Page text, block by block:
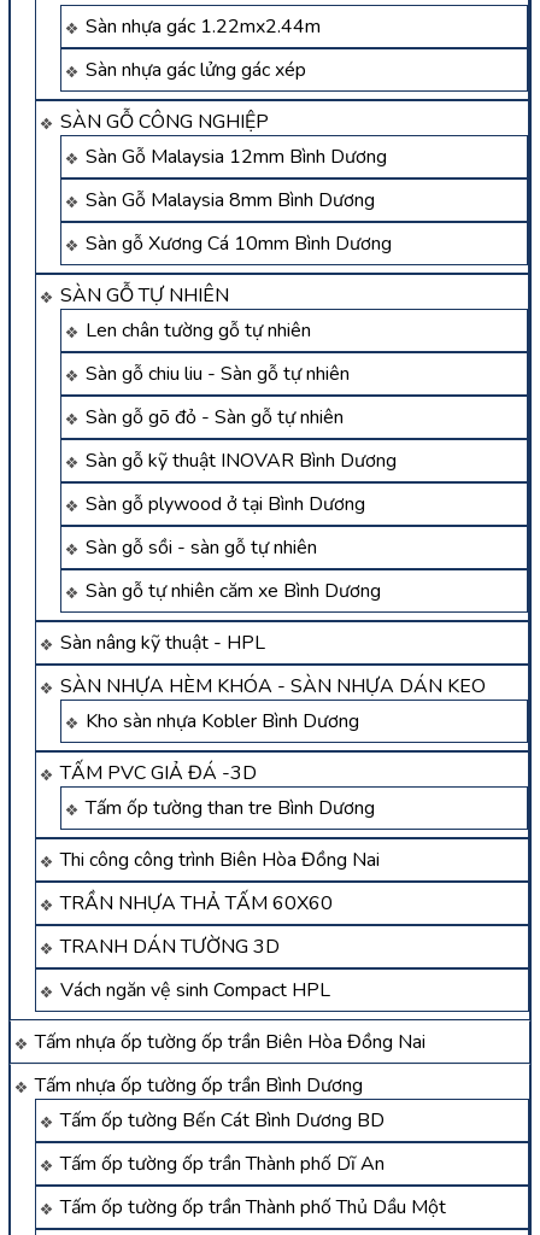
Sàn nhựa gác 1.22mx2.44m
Sàn nhựa gác lửng gác xép
SÀN GỖ CÔNG NGHIỆP
Sàn Gỗ Malaysia 12mm Bình Dương
Sàn Gỗ Malaysia 8mm Bình Dương
Sàn gỗ Xương Cá 10mm Bình Dương
SÀN GỖ TỰ NHIÊN
Len chân tường gỗ tự nhiên
Sàn gỗ chiu liu - Sàn gỗ tự nhiên
Sàn gỗ gõ đỏ - Sàn gỗ tự nhiên
Sàn gỗ kỹ thuật INOVAR Bình Dương
Sàn gỗ plywood ở tại Bình Dương
Sàn gỗ sồi - sàn gỗ tự nhiên
Sàn gỗ tự nhiên căm xe Bình Dương
Sàn nâng kỹ thuật - HPL
SÀN NHỰA HÈM KHÓA - SÀN NHỰA DÁN KEO
Kho sàn nhựa Kobler Bình Dương
TẤM PVC GIẢ ĐÁ -3D
Tấm ốp tường than tre Bình Dương
Thi công công trình Biên Hòa Đồng Nai
TRẦN NHỰA THẢ TẤM 60X60
TRANH DÁN TƯỜNG 3D
Vách ngăn vệ sinh Compact HPL
Tấm nhựa ốp tường ốp trần Biên Hòa Đồng Nai
Tấm nhựa ốp tường ốp trần Bình Dương
Tấm ốp tường Bến Cát Bình Dương BD
Tấm ốp tường ốp trần Thành phố Dĩ An
Tấm ốp tường ốp trần Thành phố Thủ Dầu Một